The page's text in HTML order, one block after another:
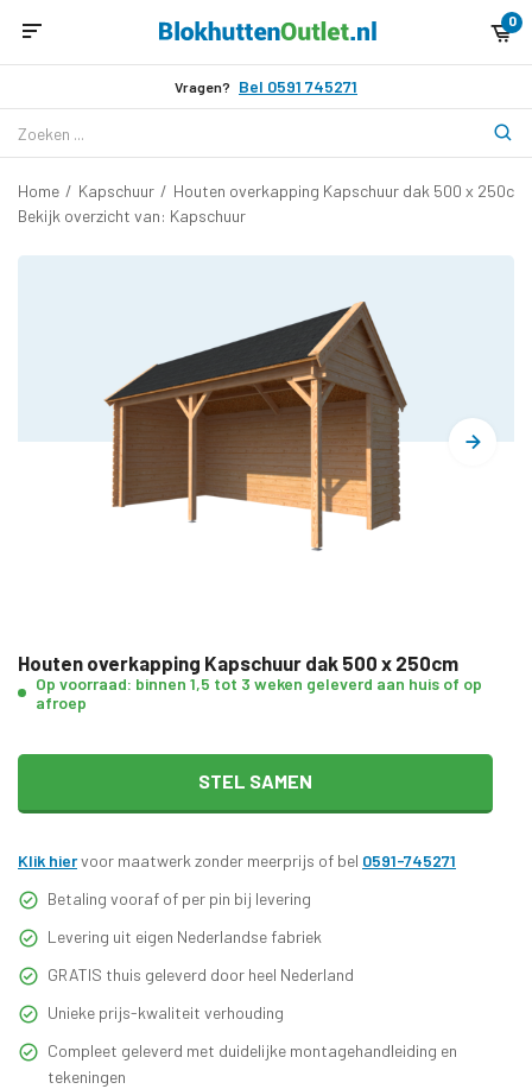
0
Vragen? Bel 0591 745271
Home / Kapschuur / Houten overkapping Kapschuur dak 500 x 250cm
Bekijk overzicht van: Kapschuur
Houten overkapping Kapschuur dak 500 x 250cm
Op voorraad: binnen 1,5 tot 3 weken geleverd aan huis of op
afroep
STEL SAMEN
Klik hiervoor maatwerk zonder meerprijs of bel 0591-745271
Betaling vooraf of per pin bij levering
Levering uit eigen Nederlandse fabriek
GRATIS thuis geleverd door heel Nederland
Unieke prijs-kwaliteit verhouding
Compleet geleverd met duidelijke montagehandleiding en
tekeningen